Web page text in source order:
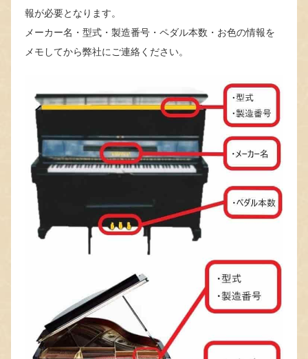
報が必要となります。
メーカー名・型式・製造番号・ペダル本数・お色の情報を
メモしてから弊社にご連絡ください。